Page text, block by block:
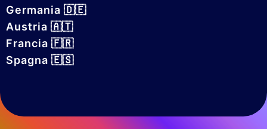
Germania 🇩🇪
Austria 🇦🇹
Francia 🇫🇷
Spagna 🇪🇸